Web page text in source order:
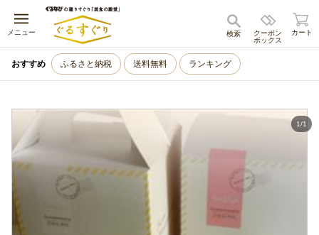
メニュー
キャンセル
クーポン
ボックス
検索 カート
おすすめ ふるさと納税 送料無料 ランキング
1/1